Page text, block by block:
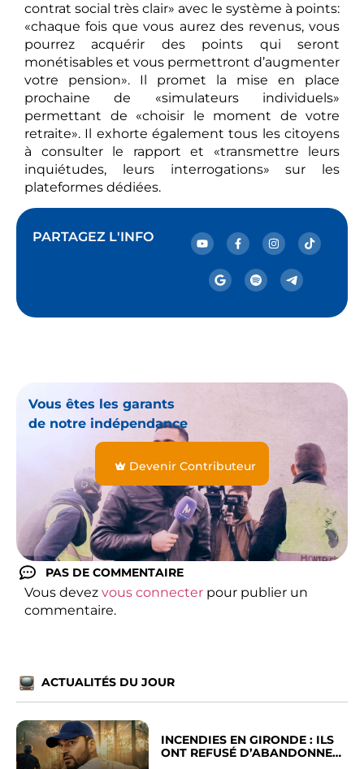
contrat social très clair» avec le système à points:
«chaque fois que vous aurez des revenus, vous
pourrez acquérir des points qui seront
monétisables et vous permettront d’augmenter
votre pension». Il promet la mise en place
prochaine de «simulateurs individuels»
permettant de «choisir le moment de votre
retraite». Il exhorte également tous les citoyens
à consulter le rapport et «transmettre leurs
inquiétudes, leurs interrogations» sur les
plateformes dédiées.
PARTAGEZ L'INFO
Vous êtes les garants
de notre indépendance
Devenir Contributeur
PAS DE COMMENTAIRE
Vous devez vous connecter pour publier un
commentaire.
ACTUALITÉS DU JOUR
INCENDIES EN GIRONDE : ILS
ONT REFUSÉ D’ABANDONNER